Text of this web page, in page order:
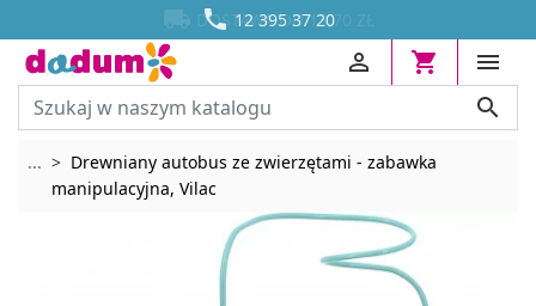
 12 395 37 20
 DOSTAWA OD 13,70 ZŁ






... Rozwiń breadcrumbs
Drewniany autobus ze zwierzętami - zabawka
manipulacyjna, Vilac